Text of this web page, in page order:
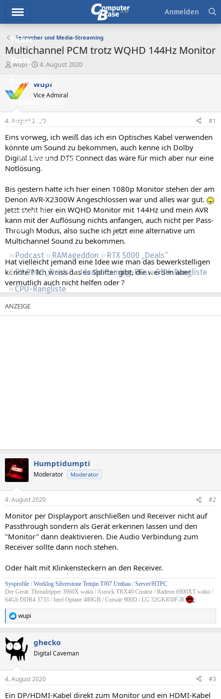
Ticker
Tests
Downloads
Preisvergleich
Forum
Aktuelles
Empfohlene Inhalte
Neueste Aktivitäten
Leserartikel
Regeln
Podcast RAMageddon
RTX 5000 „Deals“
RX 9000 „Deals“
Ideale Gaming-PCs
GPU-Rangliste
CPU-Rangliste
Anmelden
Fernseher und Media-Streaming
Multichannel PCM trotz WQHD 144Hz Monitor
E
t
e
l
e
r
wupi
E
s
e
t
a
m
4. August 2020
wupi
Vice Admiral
4. August 2020 #1
Eins vorweg, ich weiß das ich ein Optisches Kabel verwenden
könnte um Sound zu bekommen, auch kenne ich Dolby
Digital Live und DTS Connect das wäre für mich aber nur eine
Notlösung.
Bis gestern hatte ich hier einen 1080p Monitor stehen der am
Denon AVR-X2300W Angeschlossen war und alles war gut.
Jetzt steht hier ein WQHD Monitor mit 144Hz und mein AVR
kann mit der Auflösung nichts anfangen, auch nicht per Pass-
Through Modus, also suche ich jetzt eine alternative um
Multichannel Sound zu bekommen.
Hat vielleicht jemand eine Idee wie man das bewerkstelligen
könnte ? Ich weiss das es Splitter gibt, die werden aber
vermutlich auch nicht helfen oder ?
Humptidumpti
Moderator Moderator
4. August 2020 #2
Monitor per Displayport anschließen und Receiver nicht auf
Passthrough sondern als Gerät erkennen lassen und den
"Monitor" dann deaktivieren. Die Audio Verbindung zum
Receiver sollte dann noch stehen.
Oder halt mit Klinkensteckern an den Receiver.
Sysprofile / Worklog Silverstone Temjin TJ07 Umbau / Server/HTPC
Der Gerät: Threadripper 3960X wakü / Asrock TRX40 Creator / Radeon 6900XT wakü /
64Gb DDR4 3733 / Intel Optane 480GB / Corsair 900D / LG 32GK850F-B
R
e
k
t
e
wupi
ghecko
Digital Caveman
4. August 2020 #3
Ein DP/HDMI-Kabel direkt zum Monitor und ein HDMI-Kabel